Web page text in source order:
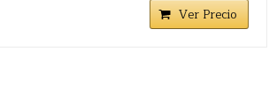
Ver Precio